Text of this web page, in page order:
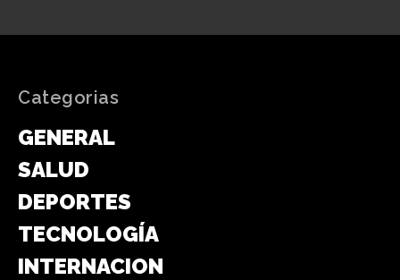
Categorias
GENERAL
SALUD
DEPORTES
TECNOLOGÍA
INTERNACIONAL